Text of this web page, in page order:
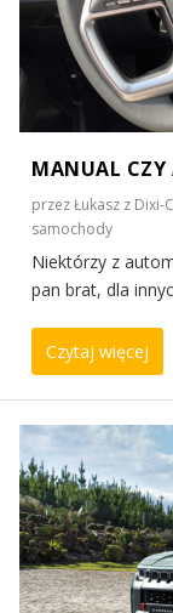
MANUAL
przezŁukasz z Dixi-
samochody
Niektórzy z
pan brat, dla
Czytaj więcej